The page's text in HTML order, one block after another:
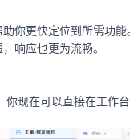
你更快定位到所需功能
响应也更为流畅。
现在可以直接在工作